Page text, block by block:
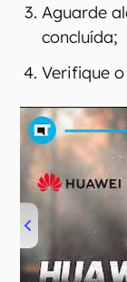
Aguarde
concluída;
Verifique